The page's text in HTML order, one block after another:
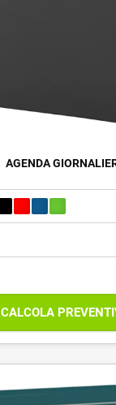
AGENDA
CALCOLA